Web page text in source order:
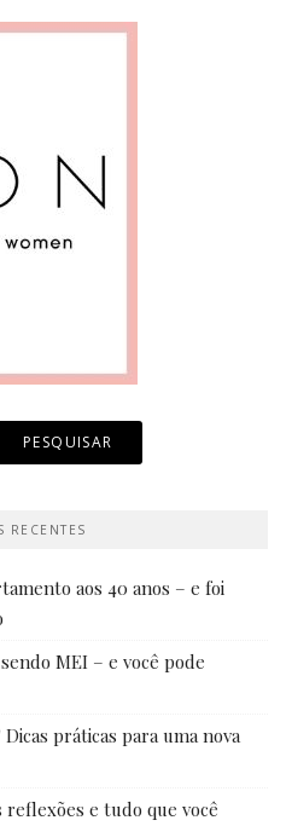
RECENTES
aos 40 anos – e foi
MEI – e você pode
práticas para uma nova
reflexões e tudo que você